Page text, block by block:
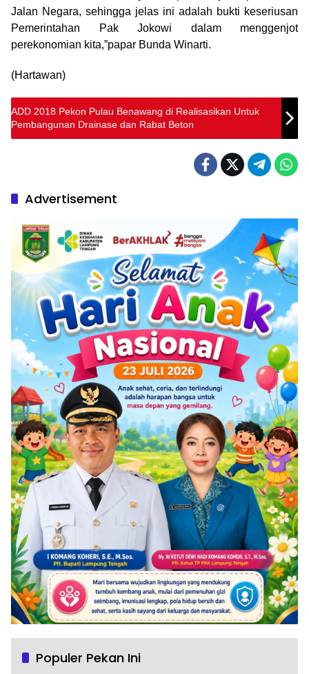
Jalan Negara, sehingga jelas ini adalah bukti keseriusan
Pemerintahan Pak Jokowi dalam menggenjot
perekonomian kita,”papar Bunda Winarti.
(Hartawan)
ADD 2018 Pekon Pulau Benawang di Realisasikan Untuk
Pembangunan Drainase dan Rabat Beton
Advertisement
Populer Pekan Ini